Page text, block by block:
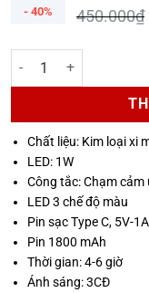
- 40% 450.000₫
Đèn bàn quán bar, nhà
Chất liệu: Kim loại xi
LED: 1W
Công tắc: Chạm cảm
LED 3 chế độ màu
Pin sạc Type C, 5V-1A
Pin 1800 mAh
Thời gian: 4-6 giờ
Ánh sáng: 3CĐ